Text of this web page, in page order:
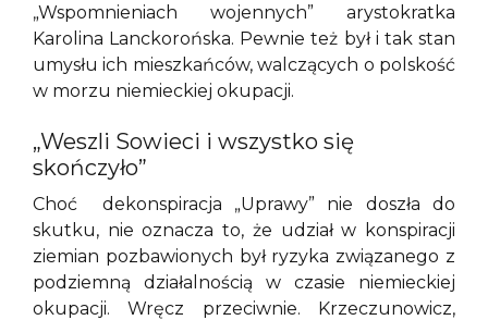
„Wspomnieniach wojennych” arystokratka
Karolina Lanckorońska. Pewnie też był i tak stan
umysłu ich mieszkańców, walczących o polskość
w morzu niemieckiej okupacji.
„Weszli Sowieci i wszystko się
skończyło”
Choć dekonspiracja „Uprawy” nie doszła do
skutku, nie oznacza to, że udział w konspiracji
ziemian pozbawionych był ryzyka związanego z
podziemną działalnością w czasie niemieckiej
okupacji. Wręcz przeciwnie. Krzeczunowicz,